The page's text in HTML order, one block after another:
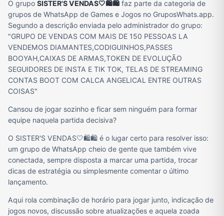
O grupo SISTER'S VENDAS🤍🛍🛍 faz parte da categoria de
grupos de WhatsApp de Games e Jogos no GruposWhats.app.
Segundo a descrição enviada pelo administrador do grupo:
"GRUPO DE VENDAS COM MAIS DE 150 PESSOAS LA
VENDEMOS DIAMANTES,CODIGUINHOS,PASSES
BOOYAH,CAIXAS DE ARMAS,TOKEN DE EVOLUÇÃO
SEGUIDORES DE INSTA E TIK TOK, TELAS DE STREAMING
CONTAS BOOT COM CALCA ANGELICAL ENTRE OUTRAS
COISAS"
Cansou de jogar sozinho e ficar sem ninguém para formar
equipe naquela partida decisiva?
O SISTER'S VENDAS🤍🛍🛍 é o lugar certo para resolver isso:
um grupo de WhatsApp cheio de gente que também vive
conectada, sempre disposta a marcar uma partida, trocar
dicas de estratégia ou simplesmente comentar o último
lançamento.
Aqui rola combinação de horário para jogar junto, indicação de
jogos novos, discussão sobre atualizações e aquela zoada